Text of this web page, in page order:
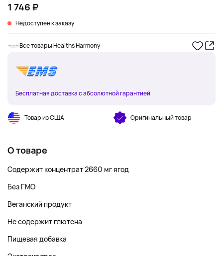
1 746 ₽
Недоступен к заказу
Все товары Healths Harmony
Бесплатная доставка с абсолютной гарантией
Товар из США Оригинальный товар
О товаре
Содержит концентрат 2660 мг ягод
Без ГМО
Веганский продукт
Не содержит глютена
Пищевая добавка